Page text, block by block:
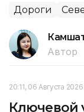
Дороги
Автор
20:11, 06 Августа 2026
Ключевой